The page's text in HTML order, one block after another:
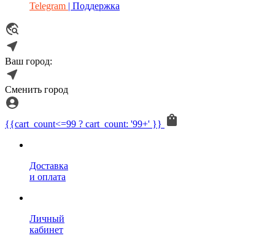
Telegram | Поддержка
Ваш город:
Сменить город
{{cart_count<=99 ? cart_count: '99+' }}
Доставка
и оплата
Личный
кабинет